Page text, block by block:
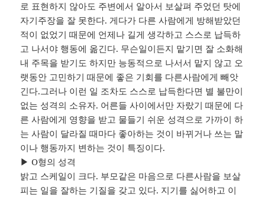
로 표현하지 않아도 주변에서 알아서 보살펴 주었던 탓에
자기주장을 잘 못한다. 게다가 다른 사람에게 방해받았던
적이 없었기 때문에 언제나 길게 생각하고 스스로 납득하
고 나서야 행동에 옮긴다. 무슨일이든지 맡기면 잘 소화해
내 주목을 받기도 하지만 능동적으로 나서서 맡지 않고 오
랫동안 고민하기 때문에 좋은 기회를 다른사람에게 빼앗
긴다.그러나 이런 일 조차도 스스로 납득한다면 별 불만이
없는 성격의 소유자. 어른들 사이에서만 자랐기 때문에 다
른 사람에게 영향을 받고 물들기 쉬운 성격으로 가까이 하
는 사람이 달라질 때마다 좋아하는 것이 바뀌거나 쓰는 말
이나 행동까지 변하는 것이 특징이다.
▶ O형의 성격
밝고 스케일이 크다. 부모같은 마음으로 다른사람을 보살
피는 일을 잘하는 기질을 갖고 있다. 지기를 싫어하고 이